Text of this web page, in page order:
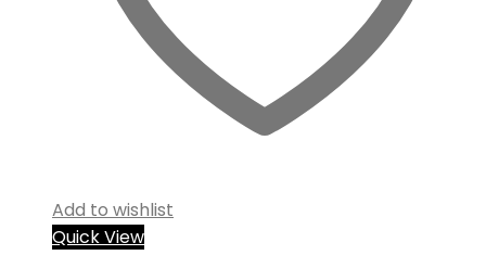
Add to wishlist
Quick View